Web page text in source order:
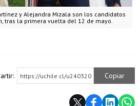
y Alejandra Mizala son los candidatos
tras la primera vuelta del 12 de mayo.
https://uchile.cl/u240320 Copiar